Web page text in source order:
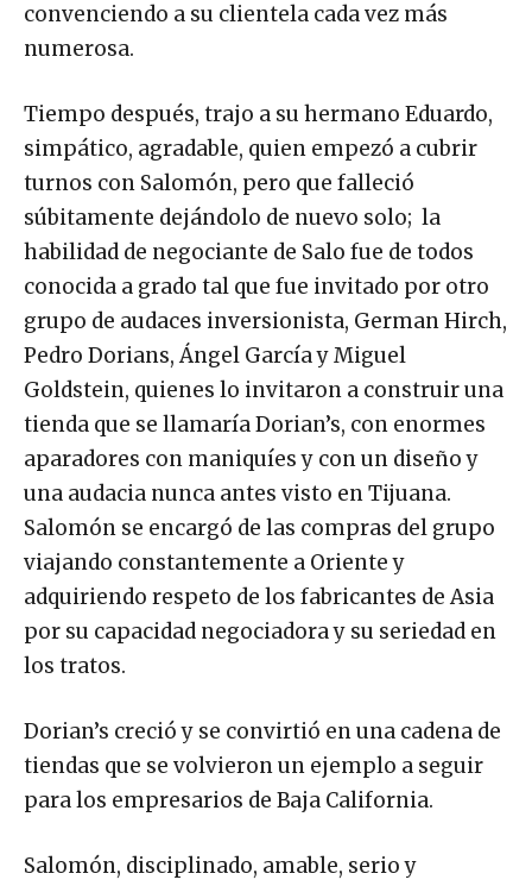
convenciendo a su clientela cada vez más
numerosa.
Tiempo después, trajo a su hermano Eduardo,
simpático, agradable, quien empezó a cubrir
turnos con Salomón, pero que falleció
súbitamente dejándolo de nuevo solo; la
habilidad de negociante de Salo fue de todos
conocida a grado tal que fue invitado por otro
grupo de audaces inversionista, German Hirch,
Pedro Dorians, Ángel García y Miguel
Goldstein, quienes lo invitaron a construir una
tienda que se llamaría Dorian’s, con enormes
aparadores con maniquíes y con un diseño y
una audacia nunca antes visto en Tijuana.
Salomón se encargó de las compras del grupo
viajando constantemente a Oriente y
adquiriendo respeto de los fabricantes de Asia
por su capacidad negociadora y su seriedad en
los tratos.
Dorian’s creció y se convirtió en una cadena de
tiendas que se volvieron un ejemplo a seguir
para los empresarios de Baja California.
Salomón, disciplinado, amable, serio y